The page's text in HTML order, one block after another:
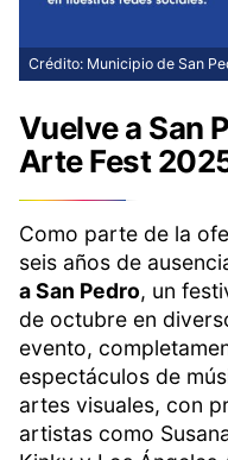
Crédito: Municipio de San
Vuelve a San
Arte Fest
Como parte de la
seis años de
a San Pedro, un
de octubre en
evento,
espectáculos de
artes visuales, con
artistas como